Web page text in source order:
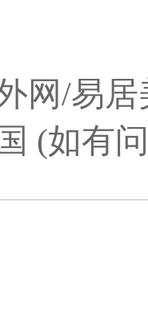
网/易
(如有